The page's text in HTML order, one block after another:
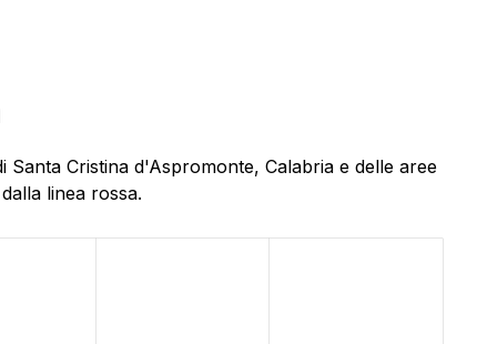
Cristina d'Aspromonte, Calabria e delle aree
linea rossa.